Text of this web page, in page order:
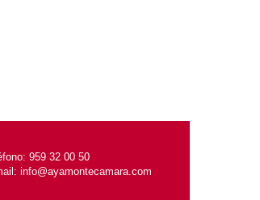
959 32 00 50
info@ayamontecamara.com